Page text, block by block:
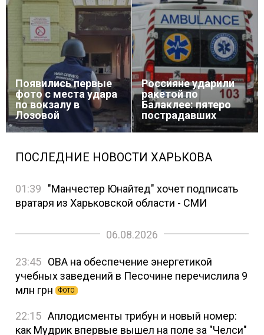
Появились первые
фото с места удара
по вокзалу в
Лозовой
Россияне ударили
ракетой по
Балаклее: пятеро
пострадавших
ПОСЛЕДНИЕ НОВОСТИ ХАРЬКОВА
01:39
"Манчестер Юнайтед" хочет подписать
вратаря из Харьковской области - СМИ
06.08.2026
23:45 ОВА на обеспечение энергетикой
учебных заведений в Песочине перечислила 9
млн грн
ФОТО
22:15 Аплодисменты трибун и новый номер:
как Мудрик впервые вышел на поле за "Челси"